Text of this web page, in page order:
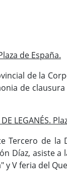
de España.
de la
de clausura
DE LEGANÉS.
Tercero de la
Díaz, asiste a
y V feria del